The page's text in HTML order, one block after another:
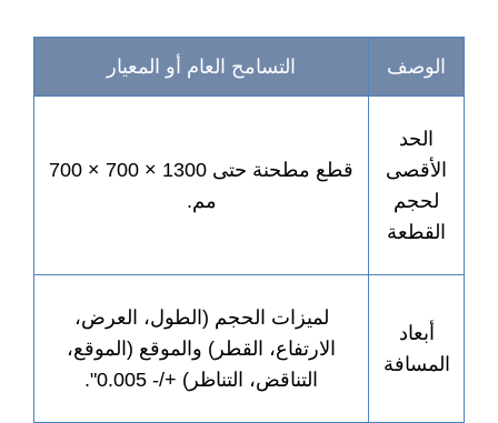
التسامح العام أو المعيار
قطع مطحنة حتى 1300 × 700 × 700
لميزات الحجم (الطول، العرض،
الارتفاع، القطر) والموقع (الموقع،
التناقض، التناظر) +/- 0.005".